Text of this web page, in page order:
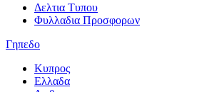
Δελτια Τυπου
Φυλλαδια Προσφορων
Γηπεδο
Κυπρος
Ελλαδα